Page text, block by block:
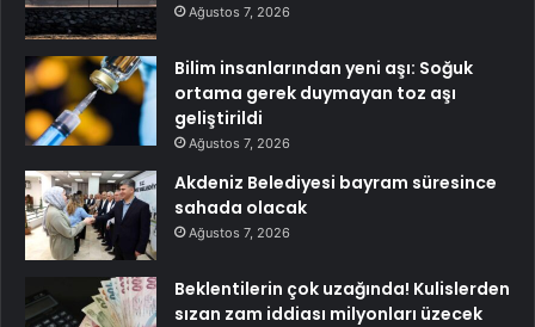
Ağustos 7, 2026
Bilim insanlarından yeni aşı: Soğuk
ortama gerek duymayan toz aşı
geliştirildi
Ağustos 7, 2026
Akdeniz Belediyesi bayram süresince
sahada olacak
Ağustos 7, 2026
Beklentilerin çok uzağında! Kulislerden
sızan zam iddiası milyonları üzecek